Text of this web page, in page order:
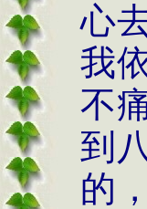
心
我
不
到
的